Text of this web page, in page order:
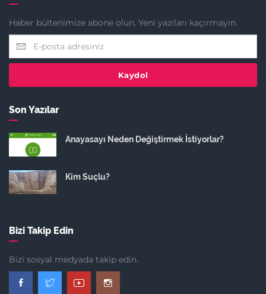
Haber bültenimize abone olun. Yeni yazıları kaçırmayın.
Kaydol
Son Yazılar
Anayasayı Neden Değiştirmek İstiyorlar?
Kim Suçlu?
Bizi Takip Edin
Bizi sosyal medyada takip edin.